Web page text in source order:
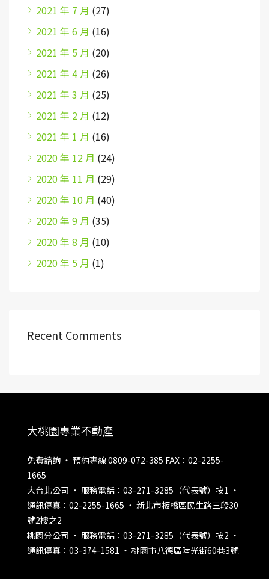
2021 年 7 月 (27)
2021 年 6 月 (16)
2021 年 5 月 (20)
2021 年 4 月 (26)
2021 年 3 月 (25)
2021 年 2 月 (12)
2021 年 1 月 (16)
2020 年 12 月 (24)
2020 年 11 月 (29)
2020 年 10 月 (40)
2020 年 9 月 (35)
2020 年 8 月 (10)
2020 年 5 月 (1)
Recent Comments
大桃園專業不動產
免費諮詢 ‧ 預約專線 0809-072-385 FAX：02-2255-
1665
大台北公司 ‧ 服務電話：03-271-3285（代表號）按1 ‧
通訊傳真：02-2255-1665 ‧ 新北市板橋區民生路三段30
號2樓之2
桃園分公司 ‧ 服務電話：03-271-3285（代表號）按2 ‧
通訊傳真：03-374-1581 ‧ 桃園市八德區陸光街60巷3號